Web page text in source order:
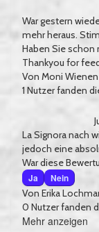
War gestern
mehr heraus.
Haben Sie schon
Thankyou for
Von Moni Wienen
1 Nutzer fanden
La Signora nach
jedoch eine
War diese
Ja
Nein
Von Erika
0 Nutzer fanden
Mehr anzeigen